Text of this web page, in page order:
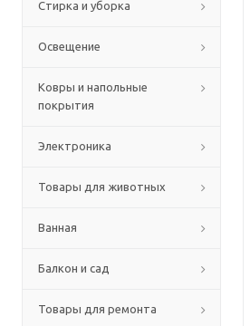
Стирка и уборка
Освещение
Ковры и напольные
покрытия
Электроника
Товары для животных
Ванная
Балкон и сад
Товары для ремонта